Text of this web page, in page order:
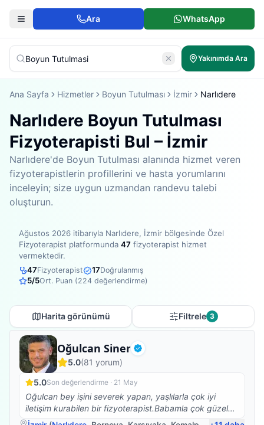
Ara WhatsApp
Yakınımda Ara
Ana Sayfa Hizmetler Boyun Tutulması İzmir Narlıdere
Narlıdere Boyun Tutulması
Fizyoterapisti Bul – İzmir
Narlıdere'de Boyun Tutulması alanında hizmet veren
fizyoterapistlerin profillerini ve hasta yorumlarını
inceleyin; size uygun uzmandan randevu talebi
oluşturun.
Ağustos 2026 itibarıyla Narlıdere, İzmir bölgesinde Özel
Fizyoterapist platformunda 47 fizyoterapist hizmet
vermektedir.
47Fizyoterapist 17Doğrulanmış
5/5Ort. Puan (224 değerlendirme)
Harita görünümü Filtrele 3
Oğulcan Siner Doğrulanmış
Fizyoterapist
5.0(81 yorum)
5.0Son değerlendirme · 21 May
Oğulcan bey işini severek yapan, yaşlılarla çok iyi
iletişim kurabilen bir fizyoterapist.Babamla çok güzel
ilgilendi.Kendisine çok teşekkür ederim.☺️